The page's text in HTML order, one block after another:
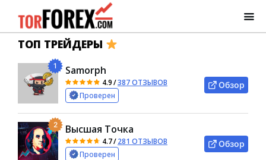
ТОП ТРЕЙДЕРЫ
1 Samorph
4.9/387 ОТЗЫВОВ
Проверен
Обзор
2 Высшая Точка
4.7/281 ОТЗЫВОВ
Проверен
Обзор